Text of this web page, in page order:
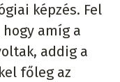
képzés. Fel
amíg a
addig a
főleg az